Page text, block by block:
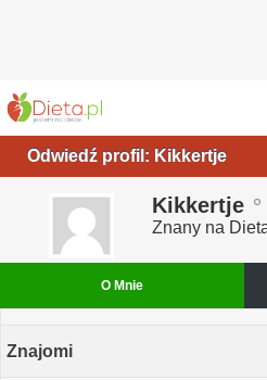
Odwiedź profil: Kikkertje
Kikkertje
Znany na
O Mnie
Znajomi